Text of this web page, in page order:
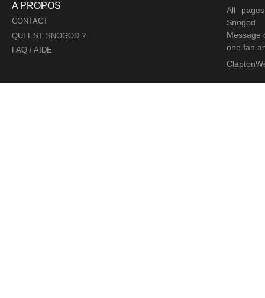
A PROPOS
CONTACT
QUI EST SNOGOD ?
FAQ / AIDE
All
Snogod
Message
one fan